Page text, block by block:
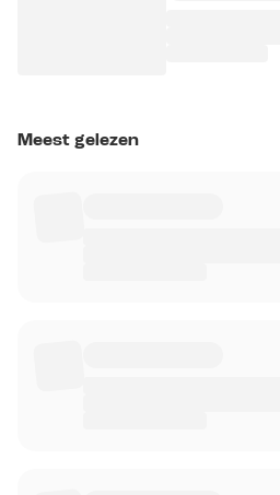
Meest gelezen